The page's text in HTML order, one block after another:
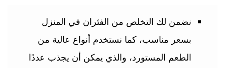
نضمن لك التخلص من الفئران في المنزل
بسعر مناسب، كما نستخدم أنواع عالية من
الطعم المستورد، والذي يمكن أن يجذب عددًا